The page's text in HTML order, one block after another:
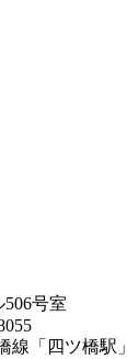
号室
「四ツ橋駅」